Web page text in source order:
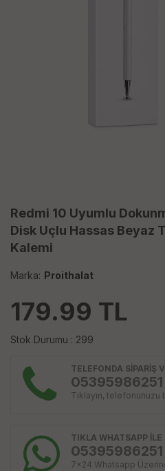
Redmi 10 Uyumlu
Disk Uçlu Hassas Beyaz
Kalemi
Marka: Proithalat
179.99 TL
Stok Durumu : 299
TELEFONDA SİPARİŞ
05395986251
Tıklayın, telefonunuzu
TIKLA WHATSAPP İLE
05395986251
7x24 Whatsapp